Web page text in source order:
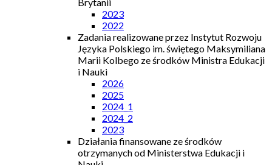
2023
2022
Zadania realizowane przez Instytut Rozwoju
Języka Polskiego im. świętego Maksymiliana
Marii Kolbego ze środków Ministra Edukacji
i Nauki
2026
2025
2024_1
2024_2
2023
Działania finansowane ze środków
otrzymanych od Ministerstwa Edukacji i